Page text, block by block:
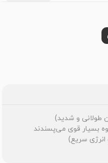
طولانی و شدید)
بسیار قوی می‌پسندند
انرژی سریع)